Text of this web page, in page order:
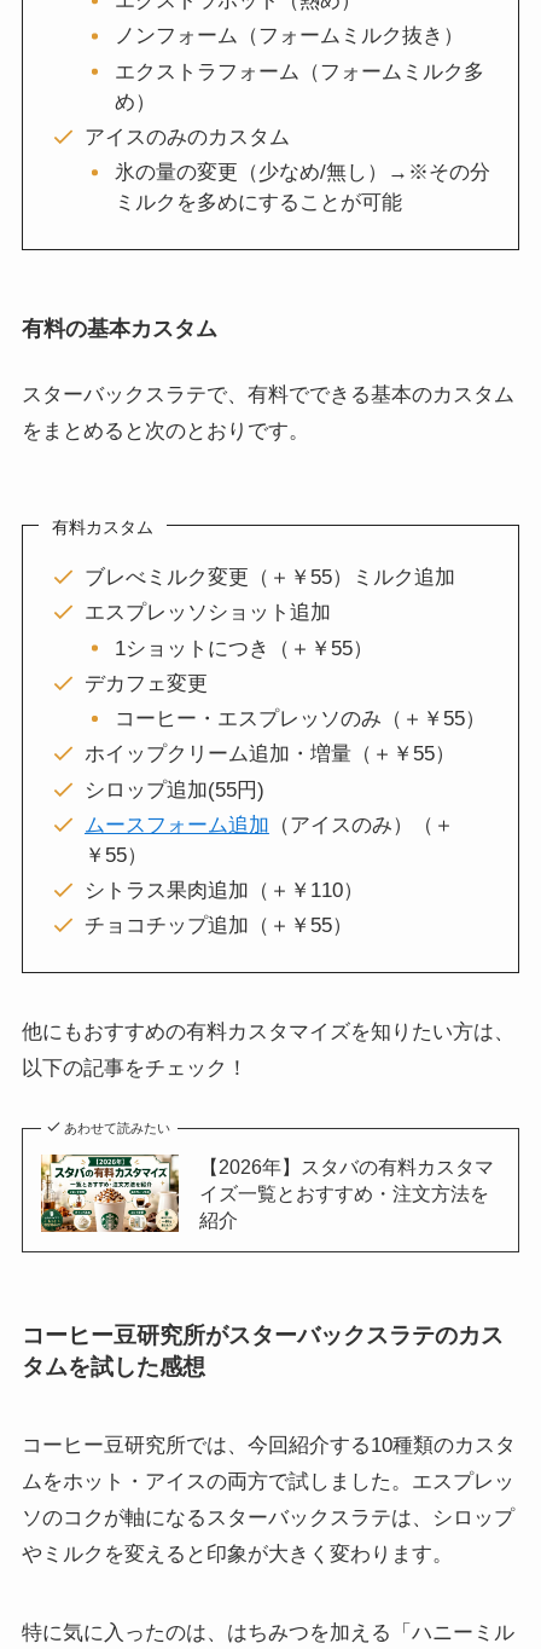
ノンフォーム（フォームミルク抜き）
エクストラフォーム（フォームミルク多
め）
アイスのみのカスタム
氷の量の変更（少なめ/無し）→※その分
ミルクを多めにすることが可能
有料の基本カスタム
スターバックスラテで、有料でできる基本のカスタム
をまとめると次のとおりです。
有料カスタム
ブレべミルク変更（＋￥55）ミルク追加
エスプレッソショット追加
1ショットにつき（＋￥55）
デカフェ変更
コーヒー・エスプレッソのみ（＋￥55）
ホイップクリーム追加・増量（＋￥55）
シロップ追加(55円)
ムースフォーム追加 （アイスのみ）（＋
￥55）
シトラス果肉追加（＋￥110）
チョコチップ追加（＋￥55）
他にもおすすめの有料カスタマイズを知りたい方は、
以下の記事をチェック！
あわせて読みたい
【2026年】スタバの有料カスタマ
イズ一覧とおすすめ・注文方法を
紹介
コーヒー豆研究所がスターバックスラテのカス
タムを試した感想
コーヒー豆研究所では、今回紹介する10種類のカスタ
ムをホット・アイスの両方で試しました。エスプレッ
ソのコクが軸になるスターバックスラテは、シロップ
やミルクを変えると印象が大きく変わります。
特に気に入ったのは、はちみつを加える「ハニーミル